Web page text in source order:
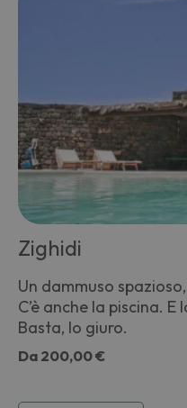
Zighidi
Un dammuso
C’è anche la piscina.
Basta, lo giuro.
Da 200,00 €